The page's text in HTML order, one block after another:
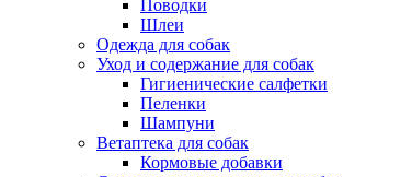
Поводки
Шлеи
Одежда для собак
Уход и содержание для собак
Гигиенические салфетки
Пеленки
Шампуни
Ветаптека для собак
Кормовые добавки